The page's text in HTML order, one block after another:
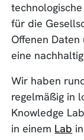
für die
Offenen
eine
Wir haben
regelmäßig in
Knowledge
in einem Lab